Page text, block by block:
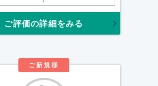
ご評価の詳細をみる
ご新規様